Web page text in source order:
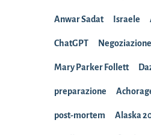
Anwar Sadat Israele
ChatGPT
Mary Parker Follett
preparazione
post-mortem Alaska